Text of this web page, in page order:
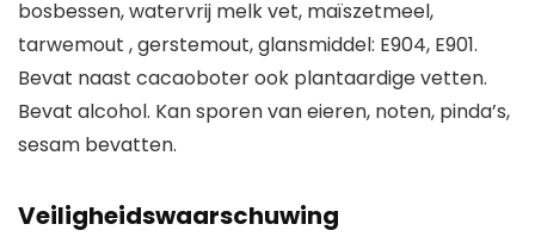
bosbessen, watervrij melk vet, maïszetmeel,
tarwemout , gerstemout, glansmiddel: E904, E901.
Bevat naast cacaoboter ook plantaardige vetten.
Bevat alcohol. Kan sporen van eieren, noten, pinda’s,
sesam bevatten.
Veiligheidswaarschuwing